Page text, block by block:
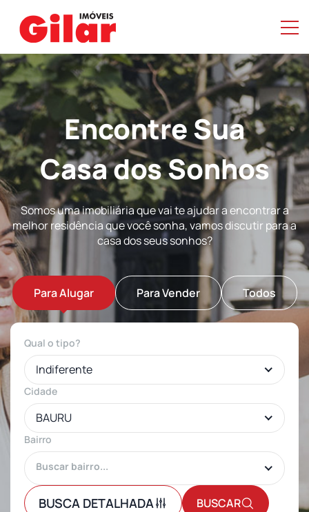
Encontre Sua
Casa dos Sonhos
Somos uma imobiliária que vai te ajudar a encontrar a
melhor residência que você sonha, vamos discutir para a
casa dos seus sonhos?
Para Alugar Para Vender Todos
Qual o tipo?
Indiferente
Cidade
BAURU
Bairro
BUSCA DETALHADA BUSCAR